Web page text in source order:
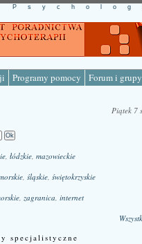
Programy pomocy Forum i grupy
Piątek 7
, łódzkie, mazowieckie
, śląskie, świętokrzyskie
, zagranica, internet
specjalistyczne